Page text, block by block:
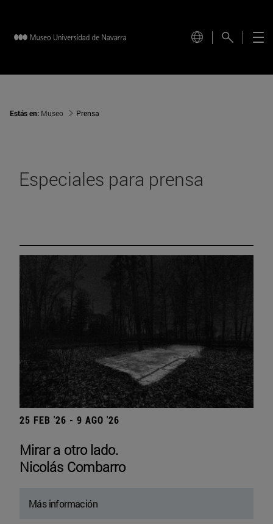
Estás en: Museo Prensa
Especiales para prensa
25 FEB '26 - 9 AGO '26
Mirar a otro lado.
Nicolás Combarro
Más información